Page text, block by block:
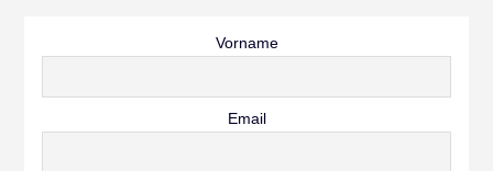
Vorname
Email